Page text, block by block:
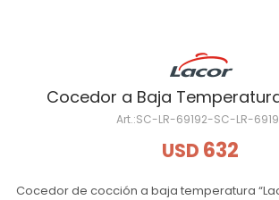
Cocedor a Baja
SC-LR-69192-SC-LR-
USD 632
Cocedor de cocción a baja temperatura